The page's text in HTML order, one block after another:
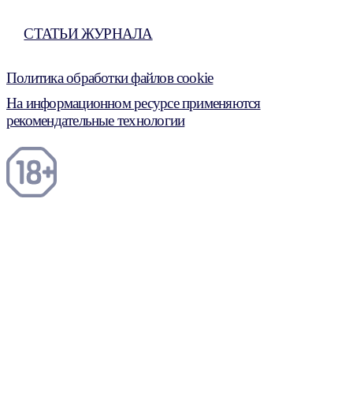
СТАТЬИ ЖУРНАЛА
Политика обработки файлов cookie
На информационном ресурсе применяются
рекомендательные технологии